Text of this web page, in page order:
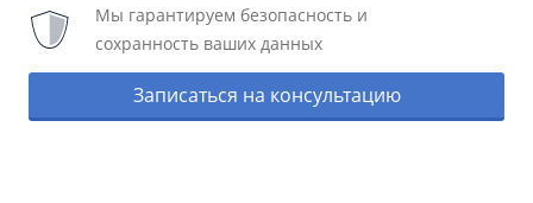
Мы гарантируем безопасность и
сохранность ваших данных
Записаться на консультацию